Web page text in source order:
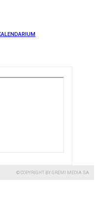
© COPYRIGHT BY GREMI MEDIA SA